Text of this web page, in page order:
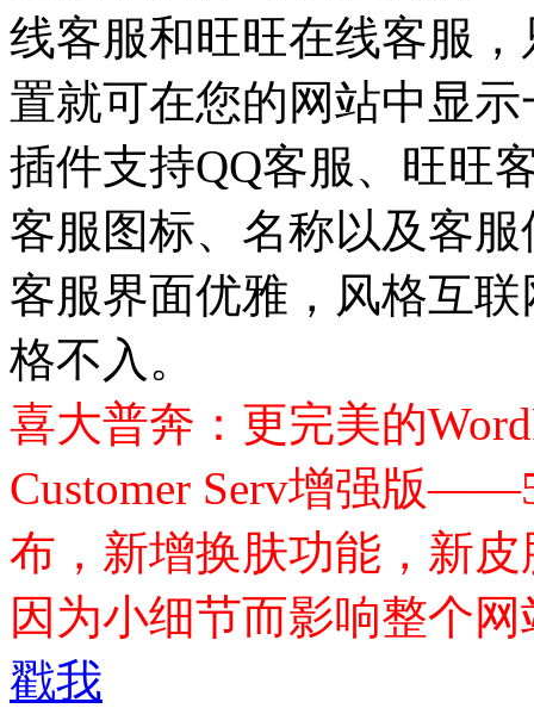
线客服和旺旺在线客服
置就可在您的网站中显
插件支持QQ客服、旺旺
客服图标、名称以及客服
客服界面优雅，风格互
格不入。
喜大普奔：更完美的
Customer Serv增强版
布，新增换肤功能，新
因为小细节而影响整个
戳我